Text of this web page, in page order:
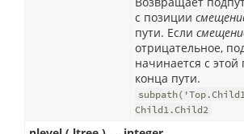
с позиции
пути. Если
отрицательное,
начинается с
конца пути.
Child1.Child2